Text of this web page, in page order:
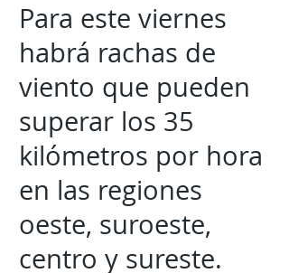
Para este viernes
habrá rachas de
viento que pueden
superar los 35
kilómetros por hora
en las regiones
oeste, suroeste,
centro y sureste.